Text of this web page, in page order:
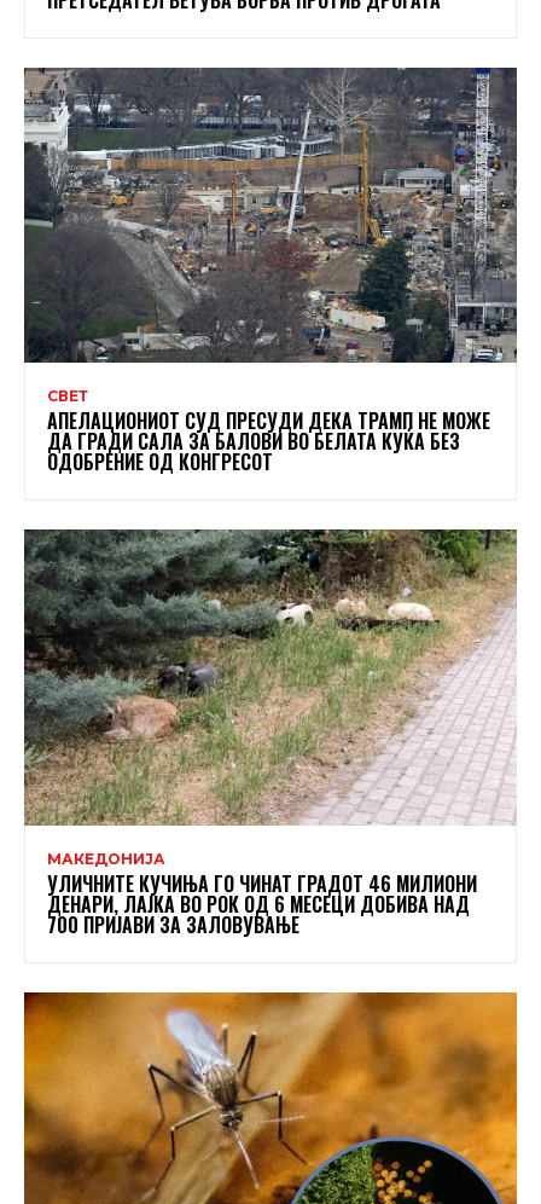
СВЕТ
АПЕЛАЦИОНИОТ СУД ПРЕСУДИ ДЕКА ТРАМП НЕ МОЖЕ
ДА ГРАДИ САЛА ЗА БАЛОВИ ВО БЕЛАТА КУЌА БЕЗ
ОДОБРЕНИЕ ОД КОНГРЕСОТ
МАКЕДОНИЈА
УЛИЧНИТЕ КУЧИЊА ГО ЧИНАТ ГРАДОТ 46 МИЛИОНИ
ДЕНАРИ, ЛАЈКА ВО РОК ОД 6 МЕСЕЦИ ДОБИВА НАД
700 ПРИЈАВИ ЗА ЗАЛОВУВАЊЕ